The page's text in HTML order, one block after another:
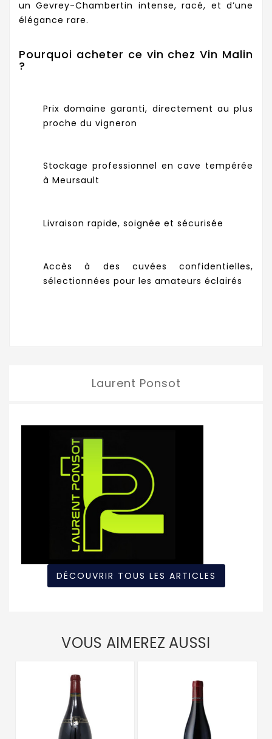
un Gevrey-Chambertin intense, racé, et d’une
élégance rare.
Pourquoi acheter ce vin chez Vin Malin
?
Prix domaine garanti, directement au plus
proche du vigneron
Stockage professionnel en cave tempérée
à Meursault
Livraison rapide, soignée et sécurisée
Accès à des cuvées confidentielles,
sélectionnées pour les amateurs éclairés
Laurent Ponsot
DÉCOUVRIR TOUS LES ARTICLES
VOUS AIMEREZ AUSSI